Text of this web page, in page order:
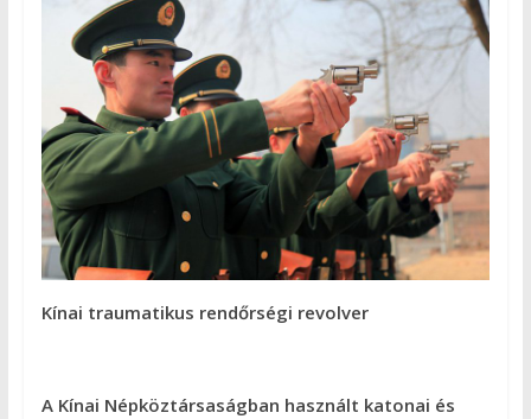
Kínai traumatikus rendőrségi revolver
A Kínai Népköztársaságban használt katonai és